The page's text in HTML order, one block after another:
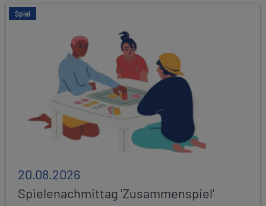
Spiel
20.08.2026
Spielenachmittag 'Zusammenspiel'